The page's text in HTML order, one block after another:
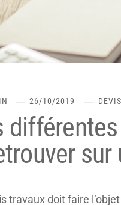
26/10/2019
travaux doit faire